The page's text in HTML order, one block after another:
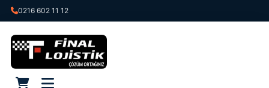
0216 602 11 12